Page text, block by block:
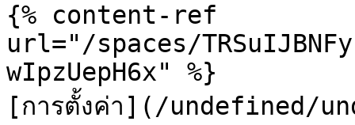
{% content-ref
url="/spaces/
wIpzUepH6x" %}
[การตั้งค่า](/undefined/